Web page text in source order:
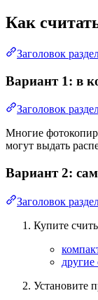
Как
Заголовок
Вариант 1: в
Заголовок
Многие
могут выдать
Вариант 2:
Заголовок
Купите
другие
Установите